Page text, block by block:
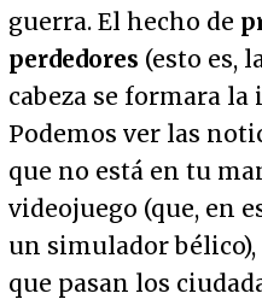
guerra. El hecho de
perdedores (esto es,
cabeza se formara la
Podemos ver las
que no está en tu
videojuego (que, en
un simulador
que pasan los